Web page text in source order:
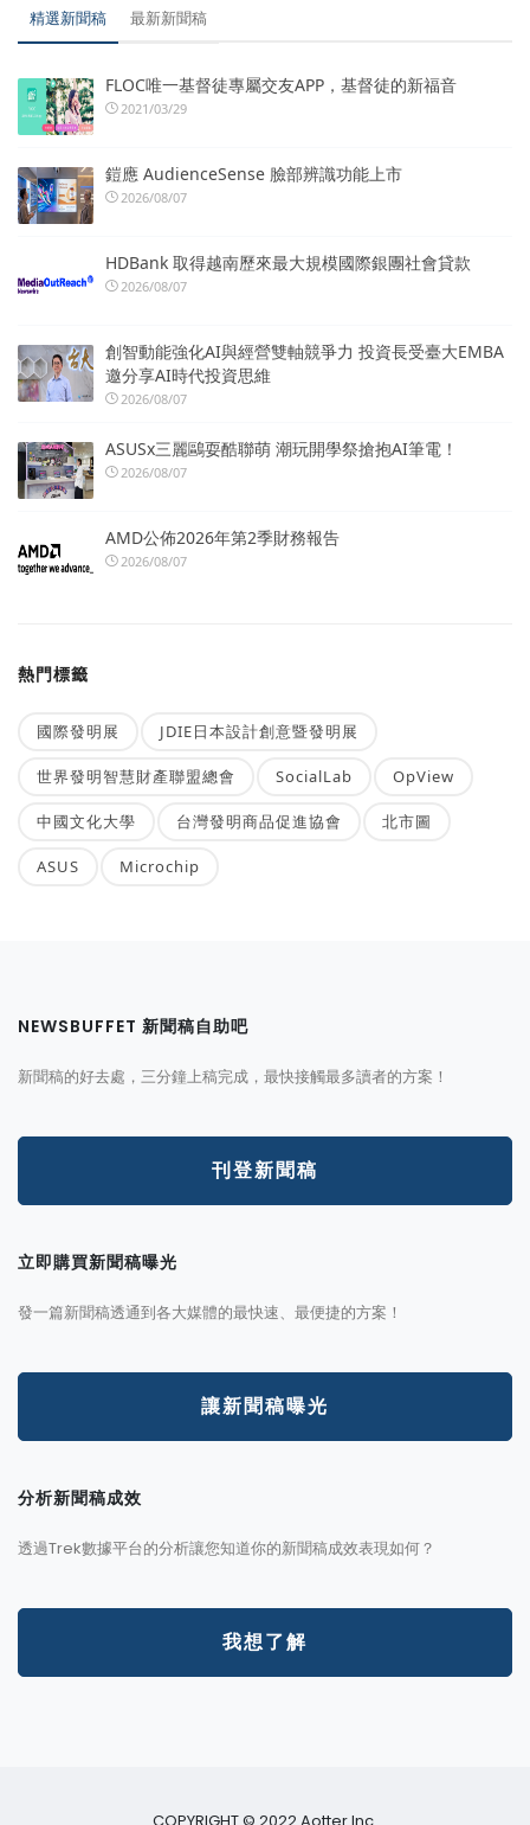
精選新聞稿 最新新聞稿
FLOC唯一基督徒專屬交友APP，基督徒的新福音
2021/03/29
鎧應 AudienceSense 臉部辨識功能上市
2026/08/07
HDBank 取得越南歷來最大規模國際銀團社會貸款
2026/08/07
創智動能強化AI與經營雙軸競爭力 投資長受臺大EMBA
邀分享AI時代投資思維
2026/08/07
ASUSx三麗鷗耍酷聯萌 潮玩開學祭搶抱AI筆電！
2026/08/07
AMD公佈2026年第2季財務報告
2026/08/07
熱門標籤
國際發明展 JDIE日本設計創意暨發明展
世界發明智慧財產聯盟總會 SocialLab OpView
中國文化大學 台灣發明商品促進協會 北市圖
ASUS Microchip
NEWSBUFFET 新聞稿自助吧
新聞稿的好去處，三分鐘上稿完成，最快接觸最多讀者的方案！
刊登新聞稿
立即購買新聞稿曝光
發一篇新聞稿透通到各大媒體的最快速、最便捷的方案！
讓新聞稿曝光
分析新聞稿成效
透過Trek數據平台的分析讓您知道你的新聞稿成效表現如何？
我想了解
COPYRIGHT © 2022 Aotter Inc.